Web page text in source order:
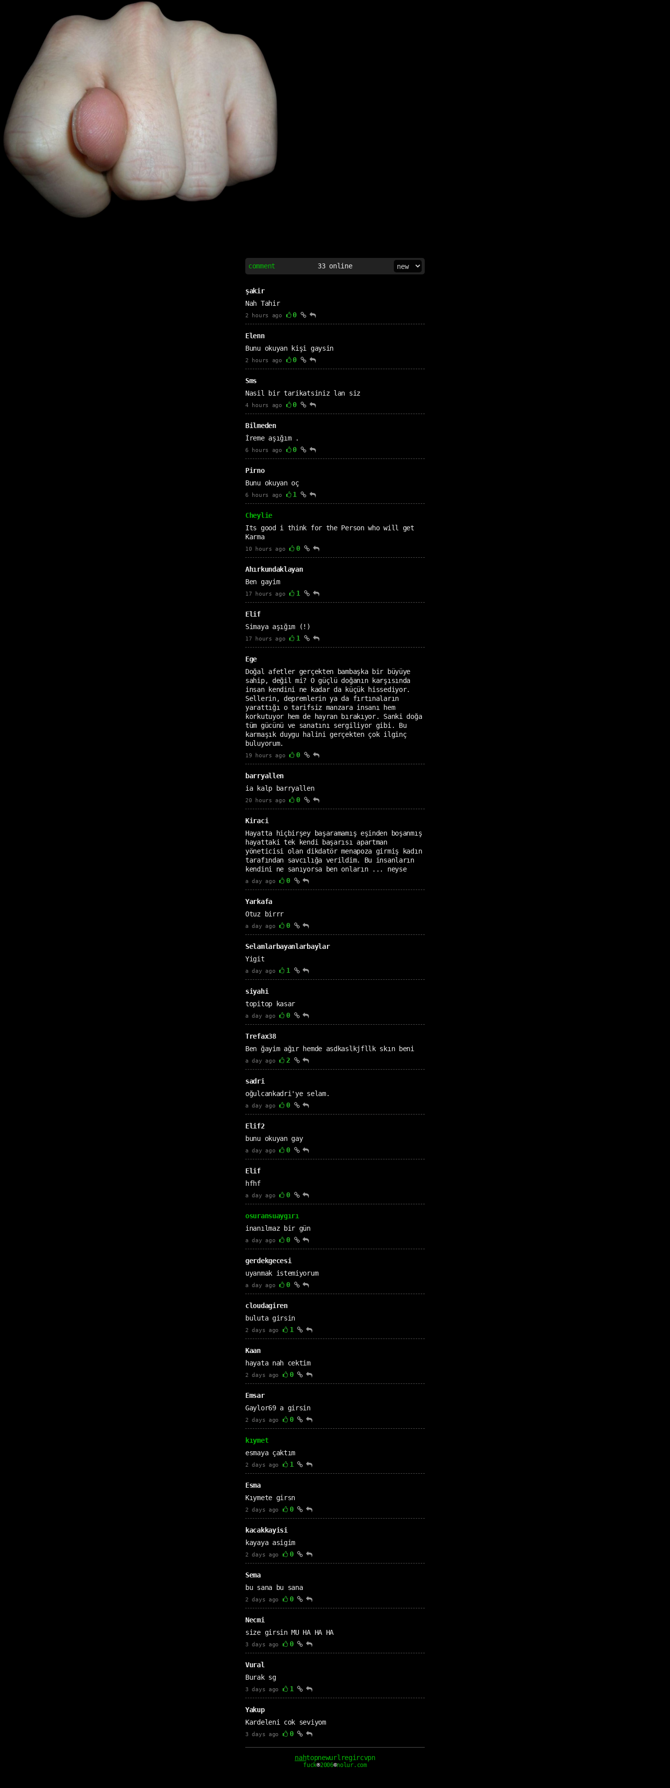
comment 33online
şakir
Nah Tahir
2 hours ago 0
Elenn
Bunu okuyan kişi gaysin
2 hours ago 0
Sms
Nasil bir tarikatsiniz lan siz
4 hours ago 0
Bilmeden
İreme aşığım .
6 hours ago 0
Pirno
Bunu okuyan oç
6 hours ago 1
Cheylie
Its good i think for the Person who will get
Karma
10 hours ago 0
Ahırkundaklayan
Ben gayim
17 hours ago 1
Elif
Simaya aşığım (!)
17 hours ago 1
Ege
Doğal afetler gerçekten bambaşka bir büyüye
sahip, değil mi? O güçlü doğanın karşısında
insan kendini ne kadar da küçük hissediyor.
Sellerin, depremlerin ya da fırtınaların
yarattığı o tarifsiz manzara insanı hem
korkutuyor hem de hayran bırakıyor. Sanki doğa
tüm gücünü ve sanatını sergiliyor gibi. Bu
karmaşık duygu halini gerçekten çok ilginç
buluyorum.
19 hours ago 0
barryallen
ia kalp barryallen
20 hours ago 0
Kiraci
Hayatta hiçbirşey başaramamış eşinden boşanmış
hayattaki tek kendi başarısı apartman
yöneticisi olan dikdatör menapoza girmiş kadın
tarafından savcılığa verildim. Bu insanların
kendini ne sanıyorsa ben onların ... neyse
a day ago 0
Yarkafa
Otuz birrr
a day ago 0
Selamlarbayanlarbaylar
Yigit
a day ago 1
siyahi
topitop kasar
a day ago 0
Trefax38
Ben ğayim ağır hemde asdkaslkjfllk skın beni
a day ago 2
sadri
oğulcankadri'ye selam.
a day ago 0
Elif2
bunu okuyan gay
a day ago 0
Elif
hfhf
a day ago 0
osuransuaygırı
inanılmaz bir gün
a day ago 0
gerdekgecesi
uyanmak istemiyorum
a day ago 0
cloudagiren
buluta girsin
2 days ago 1
Kaan
hayata nah cektim
2 days ago 0
Emsar
Gaylor69 a girsin
2 days ago 0
kıymet
esmaya çaktım
2 days ago 1
Esma
Kıymete girsn
2 days ago 0
kacakkayisi
kayaya asigim
2 days ago 0
Sema
bu sana bu sana
2 days ago 0
Necmi
size girsin MU HA HA HA
3 days ago 0
Vural
Burak sg
3 days ago 1
Yakup
Kardeleni cok seviyom
3 days ago 0
Seni çok seviyorum nah seven sevgilim
nahtopnewurl regircvpn
fuck®2006©nolur.com